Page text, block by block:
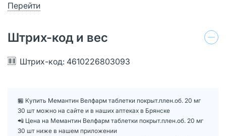
Перейти
Штрих-код и вес
Штрих-код: 4610226803093
🏪 Купить Мемантин Велфарм таблетки покрыт.плен.об. 20 мг
30 шт можно на сайте и в наших аптеках в Брянске
📲 Цена на Мемантин Велфарм таблетки покрыт.плен.об. 20 мг
30 шт ниже в нашем приложении